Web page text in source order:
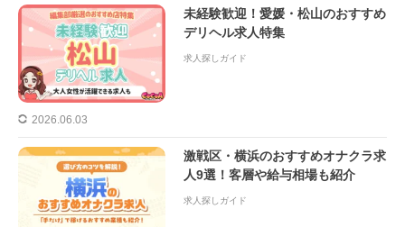
2026.06.03
未経験歓迎！愛媛・松山のおすすめ
デリヘル求人特集
求人探しガイド
激戦区・横浜のおすすめオナクラ求
人9選！客層や給与相場も紹介
求人探しガイド